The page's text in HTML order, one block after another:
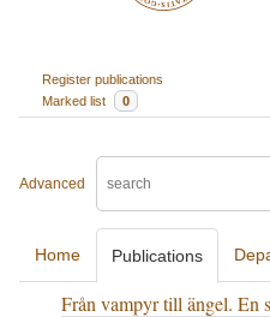
Register publications
Marked list
0
Advanced
Home Publications
Från vampyr till ängel. En